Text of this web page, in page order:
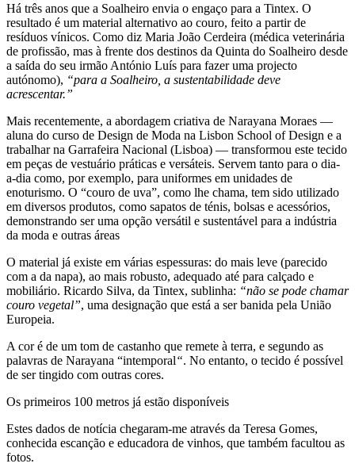
Há três anos que a Soalheiro envia o engaço para a Tintex. O
resultado é um material alternativo ao couro, feito a partir de
resíduos vínicos. Como diz Maria João Cerdeira (médica veterinária
de profissão, mas à frente dos destinos da Quinta do Soalheiro desde
a saída do seu irmão António Luís para fazer uma projecto
autónomo), “para a Soalheiro, a sustentabilidade deve
acrescentar.”
Mais recentemente, a abordagem criativa de Narayana Moraes —
aluna do curso de Design de Moda na Lisbon School of Design e a
trabalhar na Garrafeira Nacional (Lisboa) — transformou este tecido
em peças de vestuário práticas e versáteis. Servem tanto para o dia-
a-dia como, por exemplo, para uniformes em unidades de
enoturismo. O “couro de uva”, como lhe chama, tem sido utilizado
em diversos produtos, como sapatos de ténis, bolsas e acessórios,
demonstrando ser uma opção versátil e sustentável para a indústria
da moda e outras áreas
O material já existe em várias espessuras: do mais leve (parecido
com a da napa), ao mais robusto, adequado até para calçado e
mobiliário. Ricardo Silva, da Tintex, sublinha: “não se pode chamar
couro vegetal”, uma designação que está a ser banida pela União
Europeia.
A cor é de um tom de castanho que remete à terra, e segundo as
palavras de Narayana “intemporal“. No entanto, o tecido é possível
de ser tingido com outras cores.
Os primeiros 100 metros já estão disponíveis
Estes dados de notícia chegaram-me através da Teresa Gomes,
conhecida escanção e educadora de vinhos, que também facultou as
fotos.